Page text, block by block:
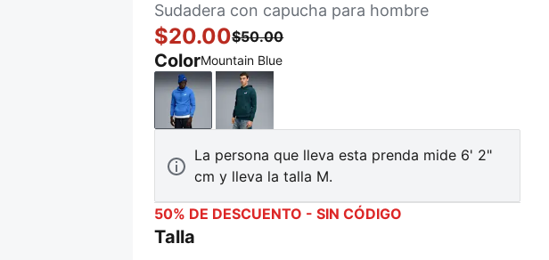
Sudadera con capucha para hombre
$20.00$50.00
ColorMountain Blue
Mountain BlueGreen Terrain
La persona que lleva esta prenda mide 6' 2"
cm y lleva la talla M.
50% DE DESCUENTO - SIN CÓDIGO
Talla